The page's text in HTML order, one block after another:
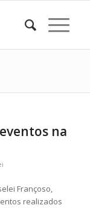
na
Françoso,
realizados